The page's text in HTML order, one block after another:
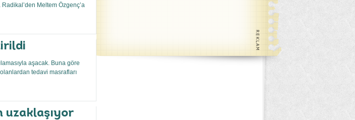
Meltem Özgenç’a
aşacak. Buna göre
tedavi masrafları
uzaklaşıyor